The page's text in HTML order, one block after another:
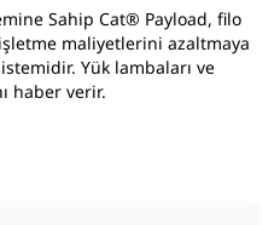
Sahip Cat® Payload, filo
maliyetlerini azaltmaya
Yük lambaları ve
haber verir.